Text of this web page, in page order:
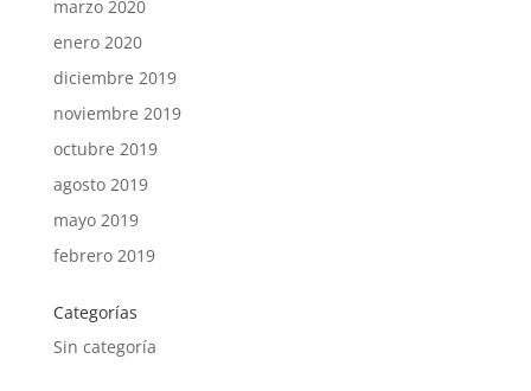
marzo 2020
enero 2020
diciembre 2019
noviembre 2019
octubre 2019
agosto 2019
mayo 2019
febrero 2019
Categorías
Sin categoría